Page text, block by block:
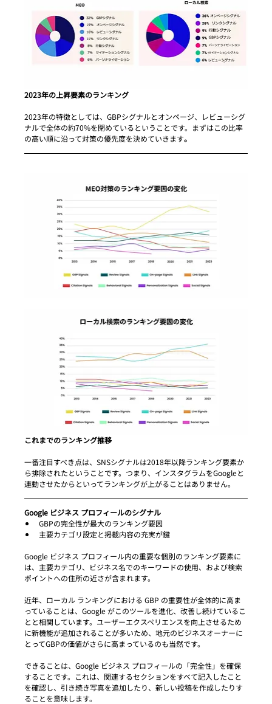
2023年の上昇要素のランキング
2023年の特徴としては、GBPシグナルとオンページ、レビューシグ
ナルで全体の約70%を閉めているということです。まずはこの比率
の高い順に沿って対策の優先度を決めていきます。
これまでのランキング推移
一番注目すべき点は、SNSシグナルは2018年以降ランキング要素か
ら排除されたということです。つまり、インスタグラムをGoogleと
連動させたからといってランキングが上がることはありません。
Google ビジネス プロフィールのシグナル
GBPの完全性が最大のランキング要因
主要カテゴリ設定と掲載内容の充実が鍵
Google ビジネス プロフィール内の重要な個別のランキング要素に
は、主要カテゴリ、ビジネス名でのキーワードの使用、および検索
ポイントへの住所の近さが含まれます。
近年、ローカル ランキングにおける GBP の重要性が全体的に高ま
っていることは、Google がこのツールを進化、改善し続けているこ
とと相関しています。ユーザーエクスペリエンスを向上させるため
に新機能が追加されることが多いため、地元のビジネスオーナーに
とってGBPの価値がさらに高まっているのも当然です。
できることは、Google ビジネス プロフィールの「完全性」を確保
することです。これは、関連するセクションをすべて記入したこと
を確認し、引き続き写真を追加したり、新しい投稿を作成したりす
ることを意味します。